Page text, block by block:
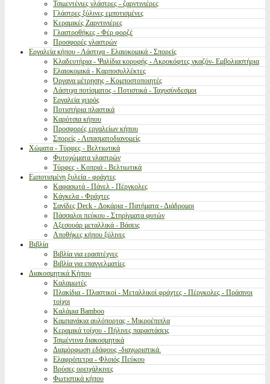
Τσιμεντένιες γλάστρες - ζαρντινιέρες
Γλάστρες ξύλινες εμποτισμένες
Κεραμικές Ζαρντινιέρες
Γλαστροθήκες - Φέρ φορζέ
Προσφορές γλαστρών
Εργαλεία κήπου - Λάστιχα - Ελαιοκομικά - Σπορείς
Κλαδευτήρια - Ψαλίδια κορυφής - Ακροκόφτες γκαζόν- Εμβολιαστήρια
Ελαιοκομικά - Καρποσυλλέκτες
Όργανα μέτρησης - Κομποστοποιητές
Λάστιχα ποτίσματος - Ποτιστικά - Ταχυσύνδεσμοι
Εργαλεία χειρός
Ποτιστήρια πλαστικά
Καρότσια κήπου
Προσφορές εργαλείων κήπου
Σπορείς - Λιπασματοδιανομείς
Χώματα - Τύρφες - Βελτιωτικά
Φυτοχώματα γλαστρών
Τύρφες - Κοπριά - Βελτιωτικά
Εμποτισμένη ξυλεία - φράχτες
Καφασωτά - Πάνελ - Πέργκολες
Κάγκελα - Φράχτες
Σανίδες Deck - Δοκάρια - Πατήματα - Διάδρομοι
Πάσσαλοι πεύκου - Στηρίγματα φυτών
Αξεσουάρ μεταλλικά - Βάσεις
Αποθήκες κήπου ξύλινες
Βιβλία
Βιβλία για ερασιτέχνες
Βιβλία για επαγγελματίες
Διακοσμητικά Κήπου
Καλαμωτές
Πλακίδια - Πλαστικοί - Μεταλλικοί φράχτες - Πέργκολες - Πράσινοι
τοίχοι
Καλάμια Bamboo
Καμπανάκια αυλόπορτας - Μικροέπιπλα
Κεραμικά τοίχου - Πήλινες παραστάσεις
Τσιμέντινα διακοσμητικά
Διαμόρφωση εδάφους -διαχωριστικά.
Ελαφρόπετρα - Φλοιός Πεύκου
Βρύσες ορειχάλκινες
Φωτιστικά κήπου